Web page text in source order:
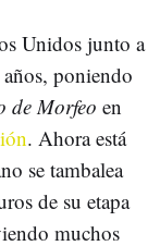
Unidos junto a
poniendo
de Morfeo en
. Ahora está
se tambalea
de su etapa
muchos